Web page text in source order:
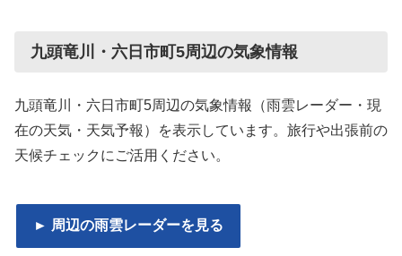
九頭竜川・六日市町5周辺の気象情報
九頭竜川・六日市町5周辺の気象情報（雨雲レーダー・現
在の天気・天気予報）を表示しています。旅行や出張前の
天候チェックにご活用ください。
► 周辺の雨雲レーダーを見る